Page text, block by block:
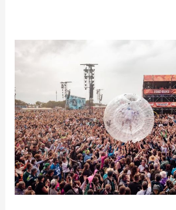
Stagezorbing
Deichbrandfestival